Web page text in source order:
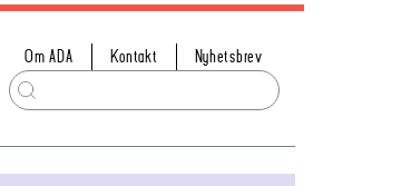
Om ADA Kontakt Nyhetsbrev